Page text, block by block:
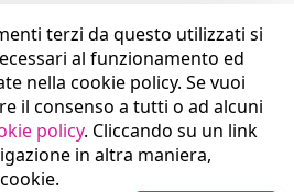
terzi da questo utilizzati si
al funzionamento ed
nella cookie policy. Se vuoi
il consenso a tutti o ad alcuni
policy. Cliccando su un link
in altra maniera,